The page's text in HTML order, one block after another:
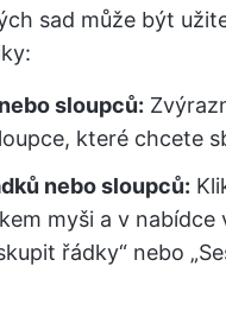
sad může být
sloupců:
které chcete
nebo sloupců:
myši a v nabídce
řádky“ nebo